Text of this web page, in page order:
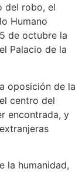
del robo, el
Humano
de octubre la
Palacio de la
oposición de la
centro del
encontrada, y
la humanidad,